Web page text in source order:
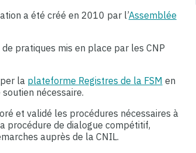
a été créé en 2010 par l’Assemblée
pratiques mis en place par les CNP
la plateforme Registres de la FSM en
nécessaire.
et validé les procédures nécessaires à
procédure de dialogue compétitif,
auprès de la CNIL.